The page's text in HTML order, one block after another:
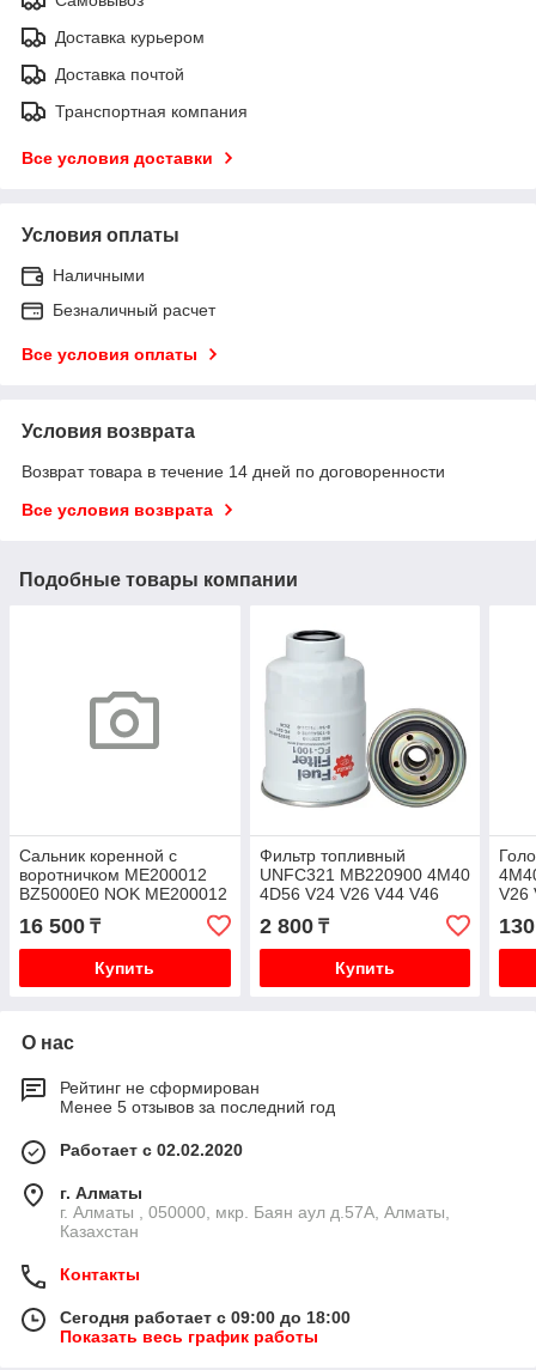
Доставка курьером
Доставка почтой
Транспортная компания
Все условия доставки
Условия оплаты
Наличными
Безналичный расчет
Все условия оплаты
Условия возврата
Возврат товара в течение 14 дней по договоренности
Все условия возврата
Подобные товары компании
Сальник коренной с
воротничком ME200012
BZ5000E0 NOK ME200012
95.08- 96.02 4M40 V26
V46 PD8 PE8 K97
16 500 ₸
Купить
Фильтр топливный
UNFC321 MB220900 4M40
4D56 V24 V26 V44 V46
PD8 PE8 K97 K74T
2 800₸
Купить
V26
О нас
Рейтинг не сформирован
Менее 5 отзывов за последний год
Работает с 02.02.2020
г. Алматы
г. Алматы , 050000, мкр. Баян аул д.57А, Алматы,
Казахстан
Контакты
Сегодня работает с 09:00 до 18:00
Показать весь график работы